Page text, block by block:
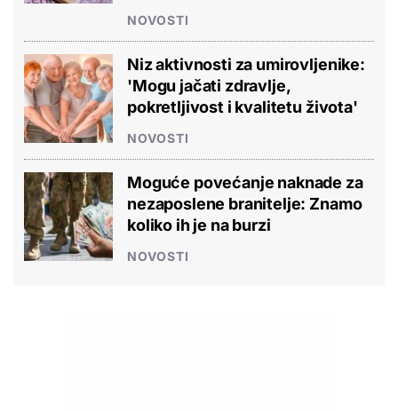
NOVOSTI
Niz aktivnosti za umirovljenike:
'Mogu jačati zdravlje,
pokretljivost i kvalitetu života'
NOVOSTI
Moguće povećanje naknade za
nezaposlene branitelje: Znamo
koliko ih je na burzi
NOVOSTI